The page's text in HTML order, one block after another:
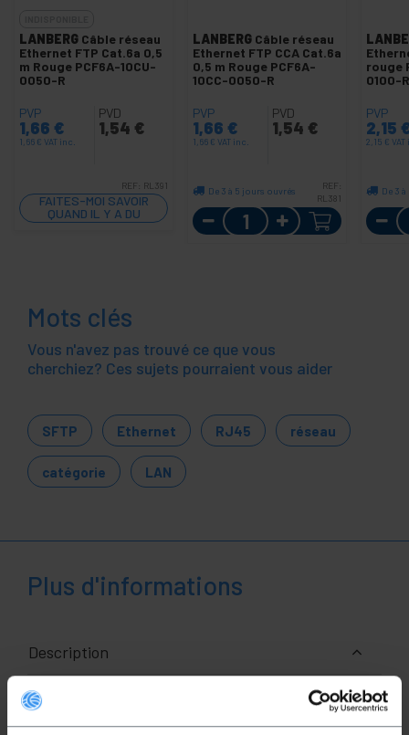
LANBERG Câble réseau
Ethernet FTP Cat.6a 0,5
m Rouge PCF6A-10CU-
0050-R
PVP
1,66 €
1,66 € VAT inc.
PVD
1,54 €
REF: RL391
FAITES-MOI SAVOIR
QUAND IL Y A DU
STOCK
LANBERG Câble réseau
Ethernet FTP CCA Cat.6a
0,5 m Rouge PCF6A-
10CC-0050-R
PVP
1,66 €
1,66 € VAT inc.
PVD
1,54 €
De 3 à 5 jours ouvrés
REF:
RL381
Quantité
rouge
0100-R
PVP
2,15
2,15 €
De 3
Mots clés
Vous n'avez pas trouvé ce que vous
cherchiez? Ces sujets pourraient vous aider
SFTP Ethernet RJ45 réseau
catégorie LAN
Plus d'informations
Description
Câbles réseau Ethernet RJ45 de catégorie 6a FTP
(Cat.6a) de 2 m et de couleur rouge qui permet la